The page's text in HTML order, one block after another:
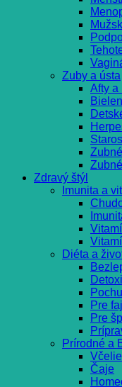
Zuby a ústa
Afty a
Zdravý štýl
Imunita a
Diéta a
Pre
Pre
Prírodné a
Čaje